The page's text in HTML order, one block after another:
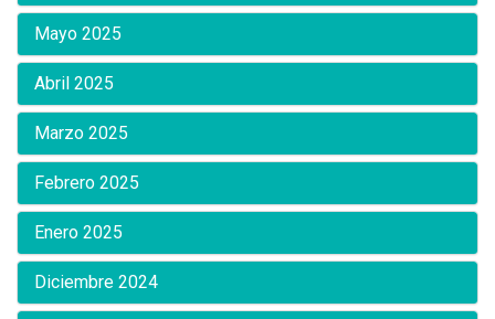
Mayo 2025
Abril 2025
Marzo 2025
Febrero 2025
Enero 2025
Diciembre 2024